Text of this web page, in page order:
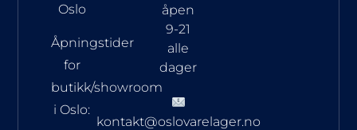
Oslo
Åpningstider
for
butikk/showroom
i Oslo:
åpen
9-21
alle
dager
kontakt@oslovarelager.no